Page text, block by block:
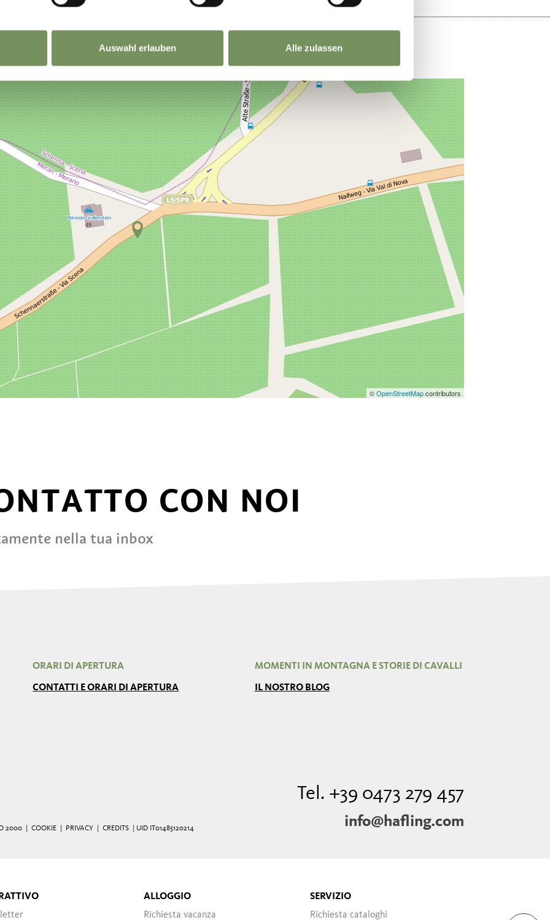
Auswahl erlauben Alle zulassen
©OpenStreetMapcontributors
CON NOI
nella tua inbox
ORARI DI APERTURA
CONTATTI E ORARI DI APERTURA
MOMENTI IN MONTAGNA E STORIE DI CAVALLI
IL NOSTRO BLOG
Tel. +39 0473 279 457
info@hafling.com
2000 | COOKIE PRIVACY CREDITS | UID IT01485120214
ALLOGGIO
Richiesta vacanza
SERVIZIO
Richiesta cataloghi